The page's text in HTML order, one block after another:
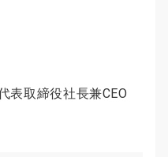
表取締役社長兼CEO